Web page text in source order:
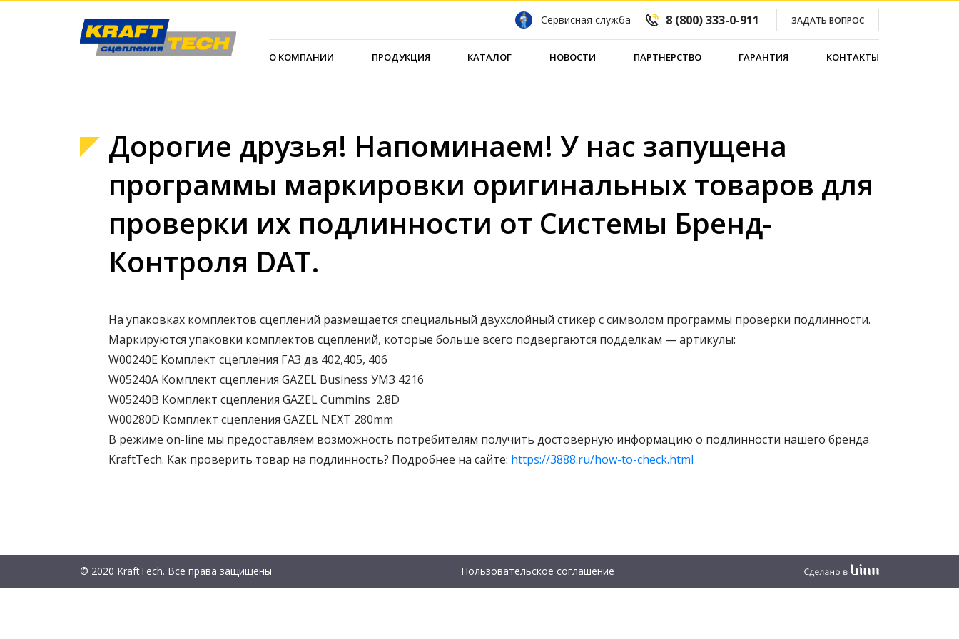
Сервисная служба 8 (800) 333-0-911 ЗАДАТЬ ВОПРОС
О КОМПАНИИ ПРОДУКЦИЯ КАТАЛОГ НОВОСТИ ПАРТНЕРСТВО ГАРАНТИЯ КОНТАКТЫ
Дорогие друзья! Напоминаем! У нас запущена
программы маркировки оригинальных товаров для
проверки их подлинности от Системы Бренд-
Контроля DAT.
На упаковках комплектов сцеплений размещается специальный двухслойный стикер с символом программы проверки подлинности.
Маркируются упаковки комплектов сцеплений, которые больше всего подвергаются подделкам — артикулы:
W00240E Комплект сцепления ГАЗ дв 402,405, 406
W05240A Комплект сцепления GAZEL Business УМЗ 4216
W05240B Комплект сцепления GAZEL Cummins 2.8D
W00280D Комплект сцепления GAZEL NEXT 280mm
В режиме on-line мы предоставляем возможность потребителям получить достоверную информацию о подлинности нашего бренда
KraftTech. Как проверить товар на подлинность? Подробнее на сайте: https://3888.ru/how-to-check.html
© 2020 KraftTech. Все права защищены Пользовательское соглашение